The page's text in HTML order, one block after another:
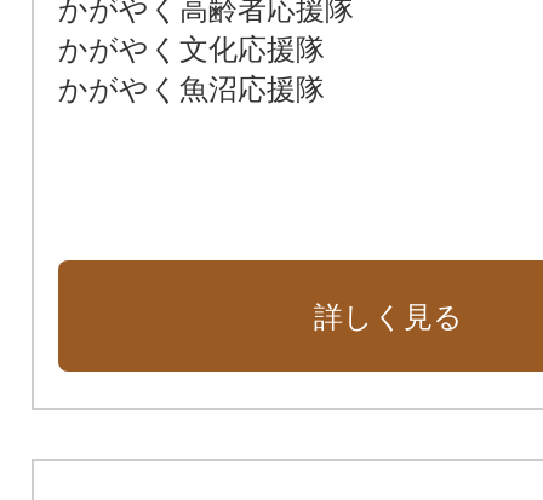
かがやく高齢者応援隊
かがやく文化応援隊
かがやく魚沼応援隊
詳しく見る